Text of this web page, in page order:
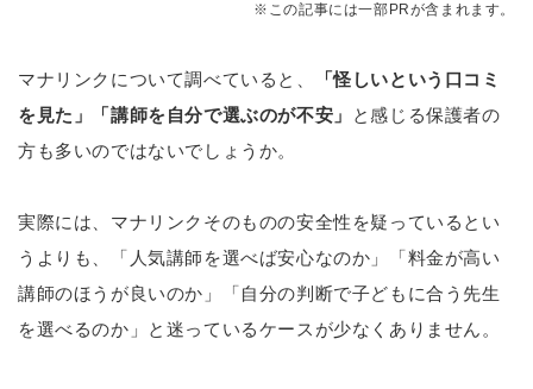
※この記事には一部PRが含まれます。
マナリンクについて調べていると、
「怪しいという口コミ
を見た」「講師を自分で選ぶのが不安」
と感じる保護者の
方も多いのではないでしょうか。
実際には、マナリンクそのものの安全性を疑っているとい
うよりも、「人気講師を選べば安心なのか」「料金が高い
講師のほうが良いのか」「自分の判断で子どもに合う先生
を選べるのか」と迷っているケースが少なくありません。